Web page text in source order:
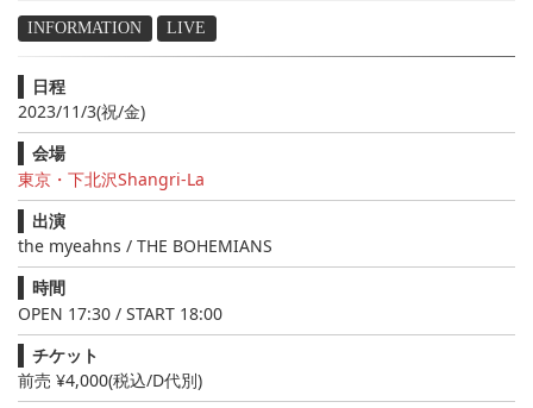
INFORMATION LIVE
日程
2023/11/3(祝/金)
会場
東京・下北沢Shangri-La
出演
the myeahns / THE BOHEMIANS
時間
OPEN 17:30 / START 18:00
チケット
前売 ¥4,000(税込/D代別)